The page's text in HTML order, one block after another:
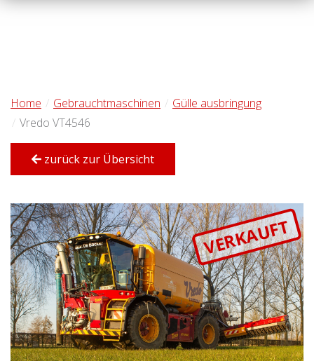
Home Gebrauchtmaschinen
Gülle ausbringung
Vredo VT4546
zurück zur Übersicht
VERKAUFT